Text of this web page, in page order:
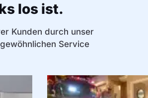
los ist.
Kunden durch unser
Service